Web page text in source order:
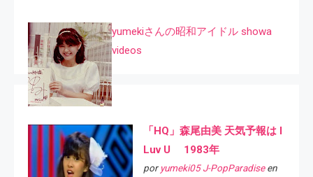
yumekiさんの昭和アイドル showa
videos
「HQ」森尾由美 天気予報は I
Luv U 1983年
por yumeki05 J-PopParadiseen